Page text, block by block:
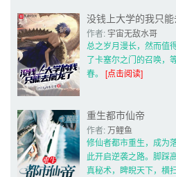
没钱上大学的我只能
作者: 宇宙无敌水哥
总之岁月漫长，然而值
了卡塞尔之门的召唤，
春。 [点击阅读]
重生都市仙帝
作者: 万鲤鱼
修仙者都市重生，成为
此开启逆袭之路。脚踩
真秘术，睥睨天下，横